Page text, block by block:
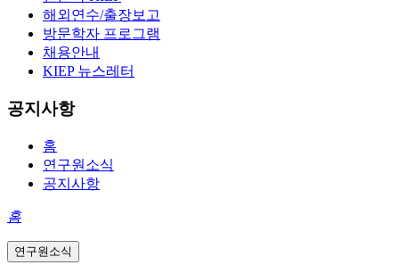
해외연수/출장보고
방문학자 프로그램
채용안내
KIEP 뉴스레터
공지사항
홈
연구원소식
공지사항
홈
연구원소식